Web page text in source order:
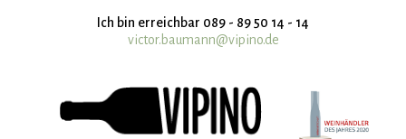
springenIch bin erreichbar 089 - 89 50 14 - 14
victor.baumann@vipino.de